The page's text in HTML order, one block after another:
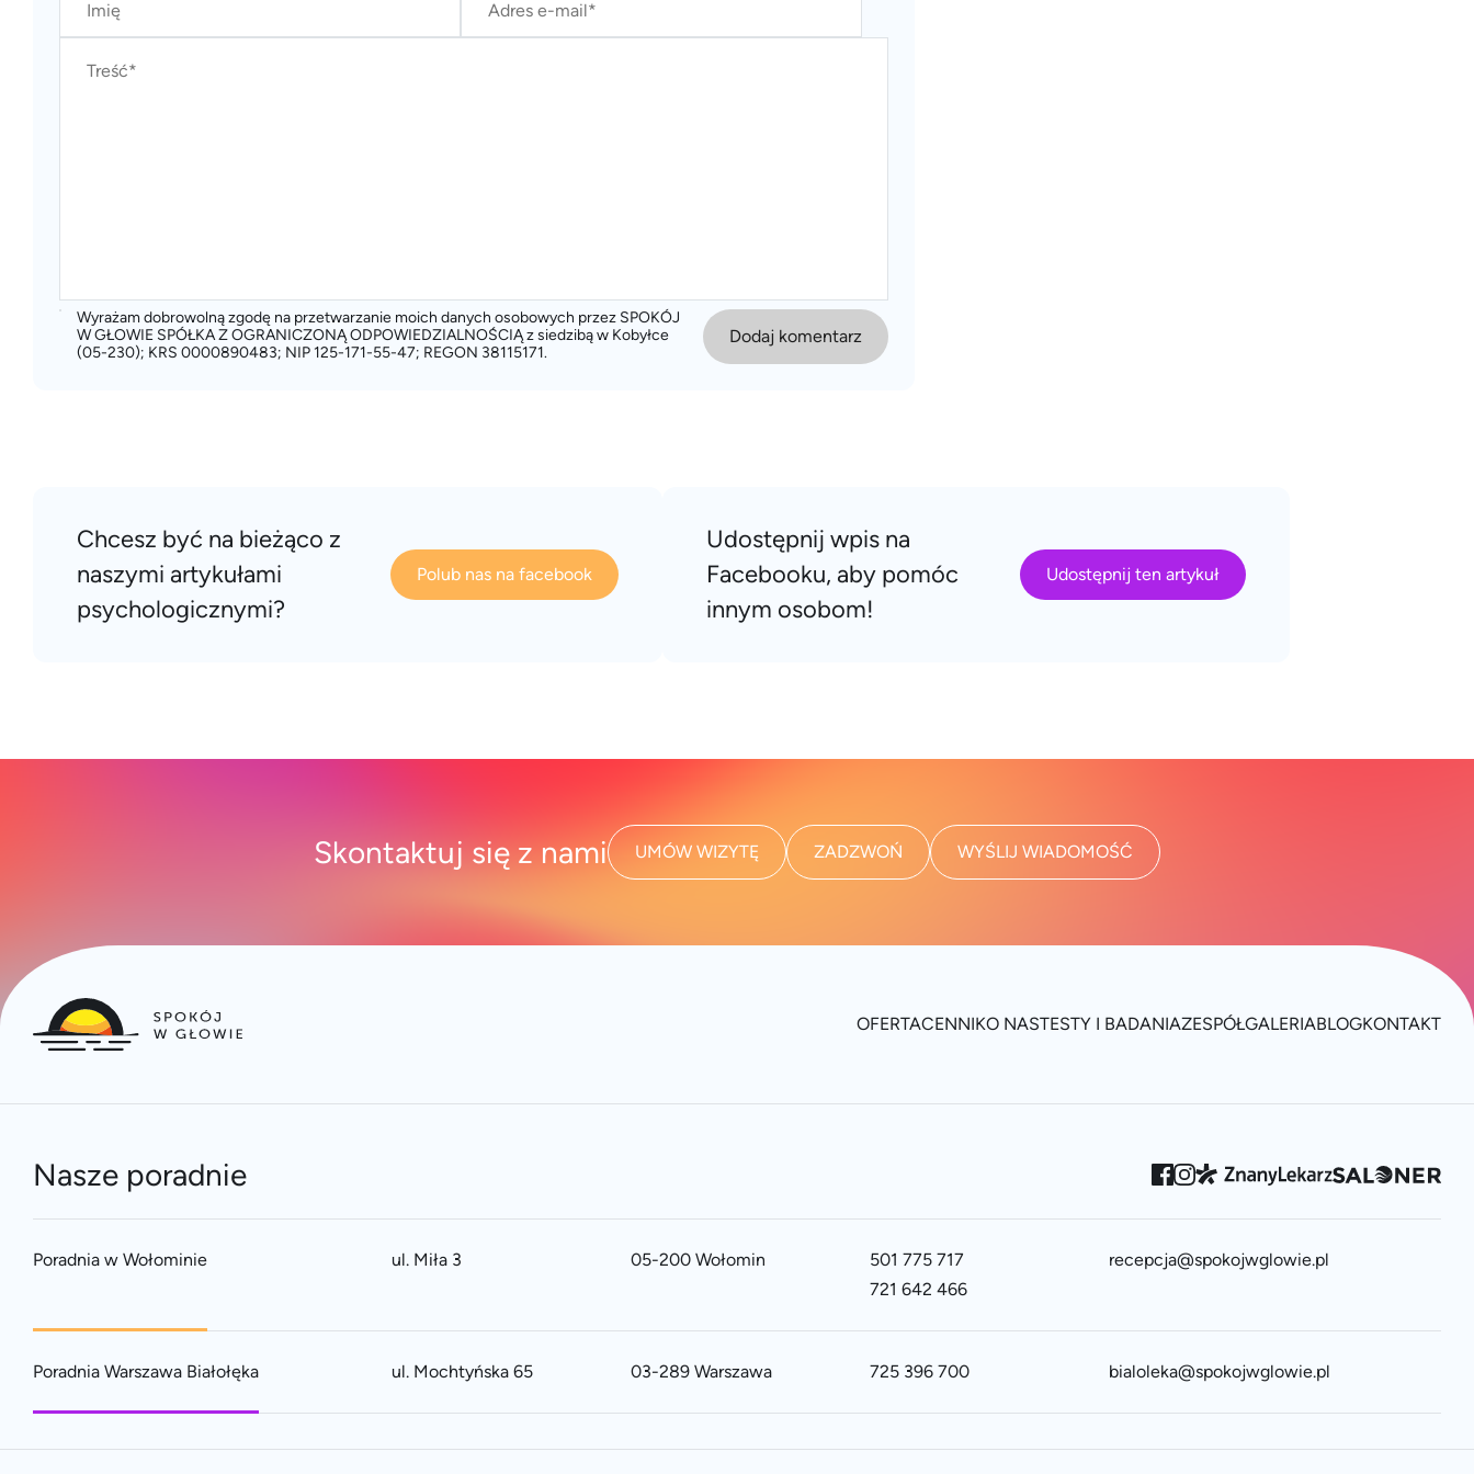
Wyrażam dobrowolną zgodę na przetwarzanie moich danych osobowych przez SPOKÓJ
W GŁOWIE SPÓŁKA Z OGRANICZONĄ ODPOWIEDZIALNOŚCIĄ z siedzibą w Kobyłce
(05-230); KRS 0000890483; NIP 125-171-55-47; REGON 38115171.
Dodaj komentarz
Chcesz być na bieżąco z
naszymi artykułami
psychologicznymi?
Polub nas na facebook
Udostępnij wpis na
Facebooku, aby pomóc
innym osobom!
Udostępnij ten artykuł
Skontaktuj się z nami UMÓW WIZYTĘ ZADZWOŃ WYŚLIJ WIADOMOŚĆ
OFERTACENNIKO NASTESTY I BADANIAZESPÓŁGALERIABLOGKONTAKT
Nasze poradnie
Poradnia w Wołominie ul. Miła 3 05-200 Wołomin
501 775 717
721 642 466
recepcja@spokojwglowie.pl
Poradnia Warszawa Białołęka ul. Mochtyńska 65 03-289 Warszawa 725 396 700 bialoleka@spokojwglowie.pl